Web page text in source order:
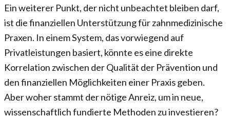
Ein weiterer Punkt, der nicht unbeachtet bleiben darf,
ist die finanziellen Unterstützung für zahnmedizinische
Praxen. In einem System, das vorwiegend auf
Privatleistungen basiert, könnte es eine direkte
Korrelation zwischen der Qualität der Prävention und
den finanziellen Möglichkeiten einer Praxis geben.
Aber woher stammt der nötige Anreiz, um in neue,
wissenschaftlich fundierte Methoden zu investieren?